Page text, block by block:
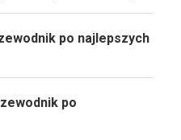
po najlepszych
po